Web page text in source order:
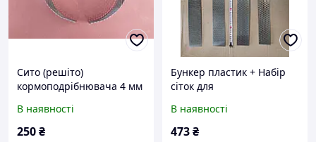
Сито (решіто)
кормоподрібнювача 4 мм
В наявності
250₴
Бункер пластик + Набір
сіток для
3,4,5,6мм (Запчастини до
ДКК)
В наявності
473₴